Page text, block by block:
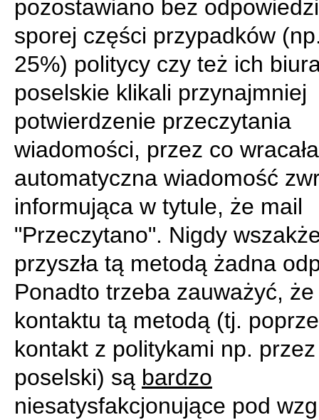
pozostawiano bez
sporej części przypadków
25%) politycy czy też ich
poselskie klikali przynajmniej
potwierdzenie przeczytania
wiadomości, przez co wracała
automatyczna wiadomość
informująca w tytule, że mail
"Przeczytano". Nigdy
przyszła tą metodą żadna
Ponadto trzeba zauważyć,
kontaktu tą metodą (tj.
kontakt z politykami np.
poselski) są bardzo
niesatysfakcjonujące pod